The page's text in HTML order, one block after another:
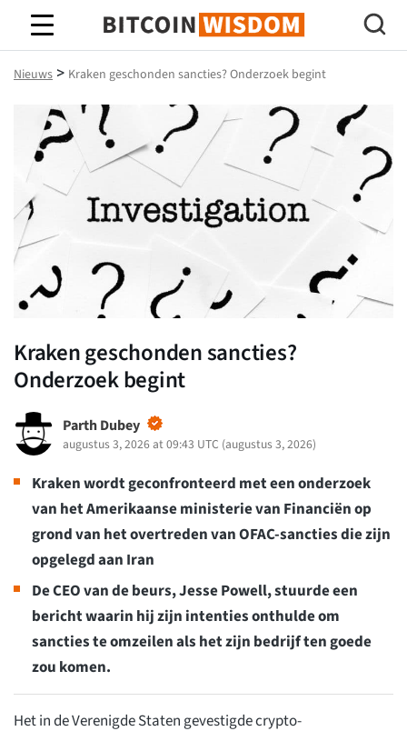
Bitcoin-wijsheid
Nieuws > Kraken geschonden sancties? Onderzoek begint
Kraken geschonden sancties?
Onderzoek begint
Parth Dubey
augustus 3, 2026 at 09:43 UTC (augustus 3, 2026)
Kraken wordt geconfronteerd met een onderzoek
van het Amerikaanse ministerie van Financiën op
grond van het overtreden van OFAC-sancties die zijn
opgelegd aan Iran
De CEO van de beurs, Jesse Powell, stuurde een
bericht waarin hij zijn intenties onthulde om
sancties te omzeilen als het zijn bedrijf ten goede
zou komen.
Het in de Verenigde Staten gevestigde crypto-